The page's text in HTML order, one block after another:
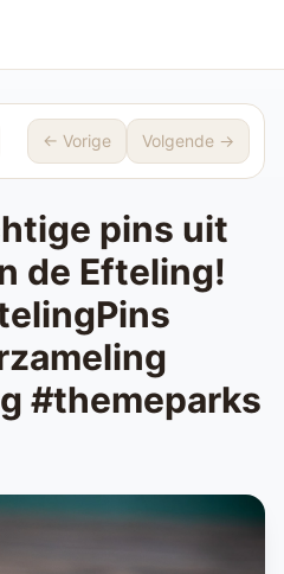
← Vorige Volgende →
pins uit
de Efteling!
#themeparks